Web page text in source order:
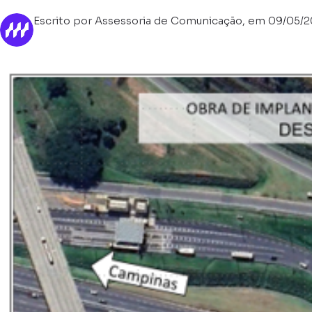
Escrito por Assessoria de Comunicação, em 09/05/